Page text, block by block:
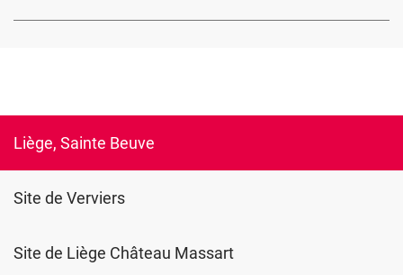
Liège, Sainte Beuve
Site de Verviers
Site de Liège Château Massart